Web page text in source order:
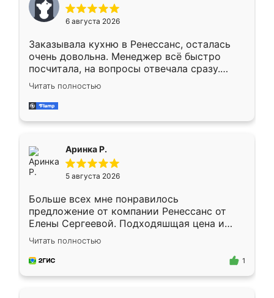
6 августа 2026
Заказывала кухню в Ренессанс, осталась
очень довольна. Менеджер всё быстро
посчитала, на вопросы отвечала сразу.
Замерщик приехал в субботу, подошёл к
делу со всей ответственностью. Собрали
за день, ребята работали аккуратно, даже
Читать полностью
Аринка Р.
5 августа 2026
Больше всех мне понравилось
предложение от компании Ренессанс от
Елены Сергеевой. Подходяшщая цена и
короткие сроки изготовления. Приехавший
для замера сотрудник Владислав
предложил по моему эскизу самый
Читать полностью
1